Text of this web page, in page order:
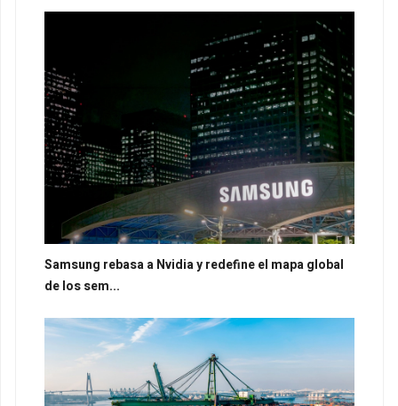
Samsung rebasa a Nvidia y redefine el mapa global
de los sem...